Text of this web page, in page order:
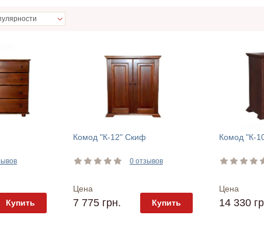
Купить
Комод "К-12" Скиф
0 отзывов
Цена
7 775 грн. Купить
Комод "К-
Цена
14 330